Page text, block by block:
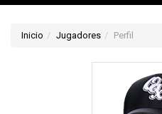
Inicio Jugadores Perfil